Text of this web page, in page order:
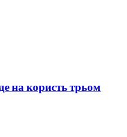
на користь трьом